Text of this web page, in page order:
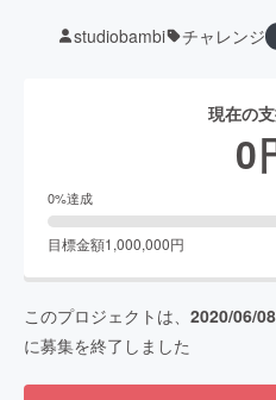
studiobambi チャレンジ
現在の
0
0%達成
目標金額1,000,000円
このプロジェクトは、 2020/06/08
に募集を終了しました